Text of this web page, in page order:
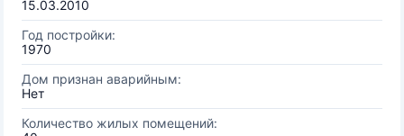
15.03.2010
Год постройки:
1970
Дом признан аварийным:
Нет
Количество жилых помещений: